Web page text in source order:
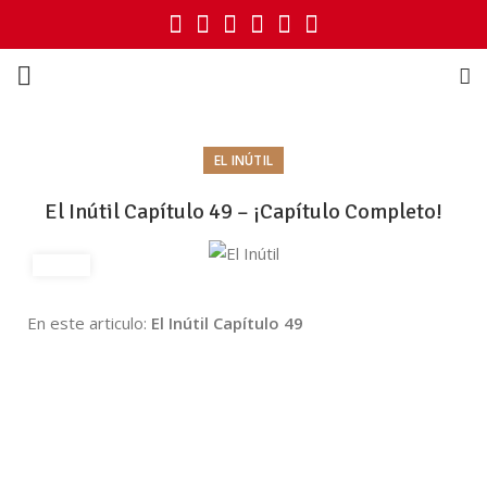
EL INÚTIL
El Inútil Capítulo 49 – ¡Capítulo Completo!
En este articulo: El Inútil Capítulo 49